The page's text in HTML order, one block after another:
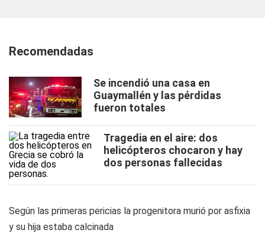
Recomendadas
Se incendió una casa en
Guaymallén y las pérdidas
fueron totales
Tragedia en el aire: dos
helicópteros chocaron y hay
dos personas fallecidas
Según las primeras pericias la progenitora murió por asfixia
y su hija estaba calcinada